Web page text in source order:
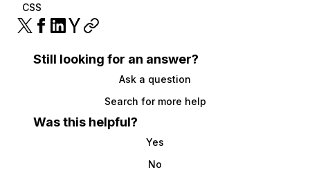
CSS
Still looking for an answer?
Ask a question
Search for more help
Was this helpful?
Yes
No